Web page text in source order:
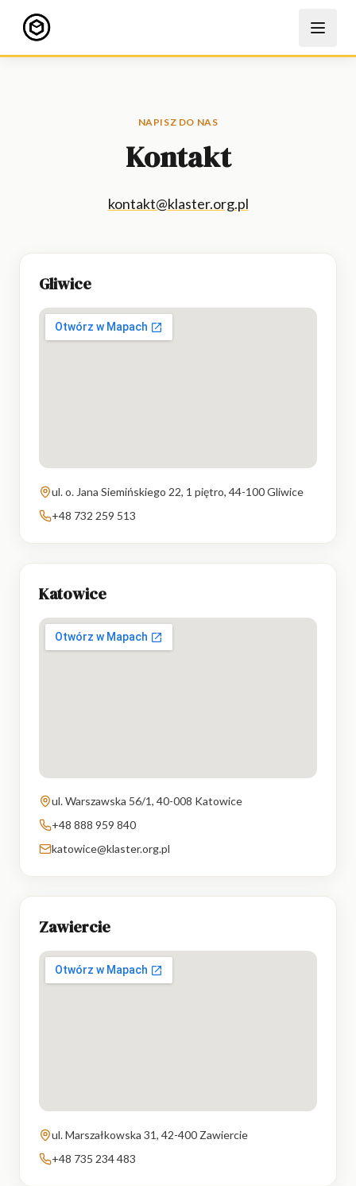
NAPISZ DO NAS
Kontakt
kontakt@klaster.org.pl
Gliwice
ul. o. Jana Siemińskiego 22, 1 piętro, 44-100 Gliwice
+48 732 259 513
Katowice
ul. Warszawska 56/1, 40-008 Katowice
+48 888 959 840
katowice@klaster.org.pl
Zawiercie
ul. Marszałkowska 31, 42-400 Zawiercie
+48 735 234 483